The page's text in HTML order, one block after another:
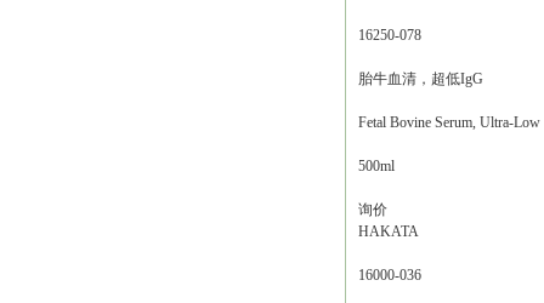
16250-078
胎牛血清，超低IgG
Fetal Bovine Serum, Ultra-
500ml
询价
HAKATA
16000-036